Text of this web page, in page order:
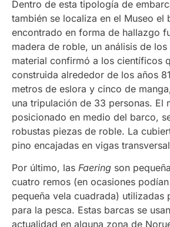
Dentro de esta tipología de
también se localiza en el Museo el
encontrado en forma de hallazgo
madera de roble, un análisis de los
material confirmó a los científicos
construida alrededor de los años
metros de eslora y cinco de
una tripulación de 33 personas. El
posicionado en medio del barco,
robustas piezas de roble. La
pino encajadas en vigas
Por último, las Faering son
cuatro remos (en ocasiones
pequeña vela cuadrada) utilizadas
para la pesca. Estas barcas se
actualidad en alguna zona de